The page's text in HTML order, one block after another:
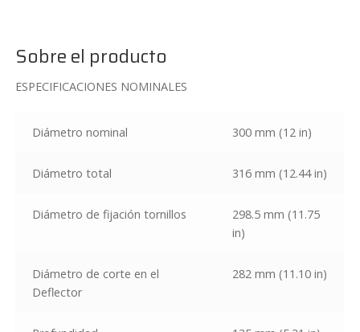
Sobre el producto
ESPECIFICACIONES NOMINALES
Diámetro nominal 300 mm (12 in)
Diámetro total 316 mm (12.44 in)
Diámetro de fijación tornillos
298.5 mm (11.75
in)
Diámetro de corte en el
Deflector
282 mm (11.10 in)